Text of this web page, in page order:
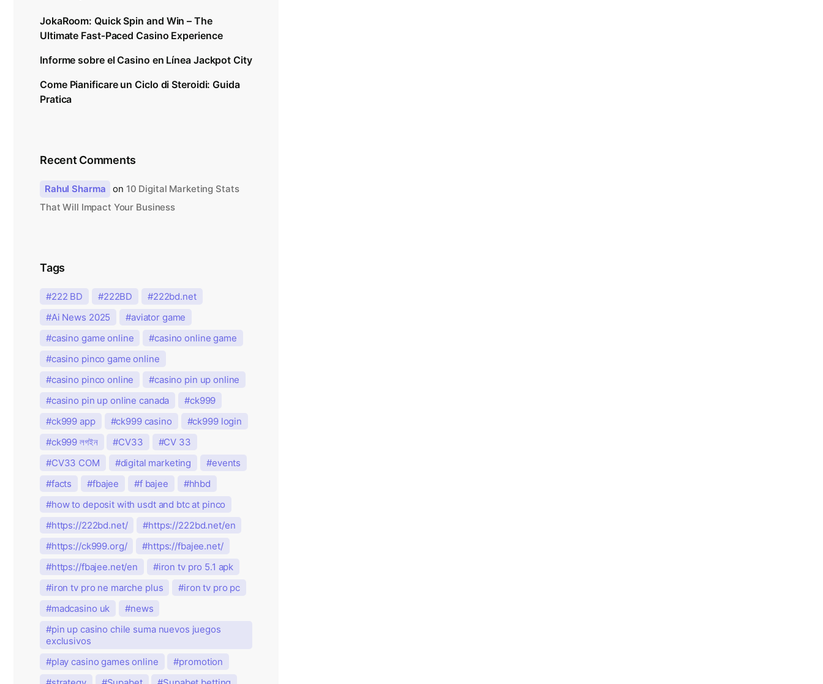
JokaRoom: Quick Spin and Win – The
Ultimate Fast‑Paced Casino Experience
Informe sobre el Casino en Línea Jackpot City
Come Pianificare un Ciclo di Steroidi: Guida
Pratica
Recent Comments
Rahul Sharma on 10 Digital Marketing Stats
That Will Impact Your Business
Tags
222 BD 222BD
222bd.net
Ai News 2025
aviator game
casino game online
casino online game
casino pinco game online
casino pinco online
casino pin up online
casino pin up online canada
ck999
ck999 app
ck999 casino
ck999 login
ck999 লগইন
CV33
CV 33
CV33 COM
digital marketing
events
facts
fbajee f bajee
hhbd
how to deposit with usdt and btc at pinco
https://222bd.net/
https://222bd.net/en
https://ck999.org/
https://fbajee.net/
https://fbajee.net/en
iron tv pro 5.1 apk
iron tv pro ne marche plus
iron tv pro pc
madcasino uk
news
pin up casino chile suma nuevos juegos
exclusivos
play casino games online
promotion